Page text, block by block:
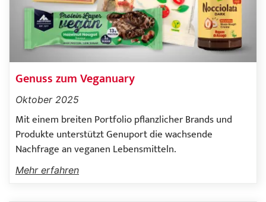
Genuss zum Veganuary
Oktober 2025
Mit einem breiten Portfolio pflanzlicher Brands und
Produkte unterstützt Genuport die wachsende
Nachfrage an veganen Lebensmitteln.
Mehr erfahren